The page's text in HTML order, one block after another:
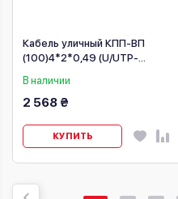
Кабель уличный КПП-ВП
(100)4*2*0,49 (U/UTP-
В наличии
2 568 ₴
КУПИТЬ